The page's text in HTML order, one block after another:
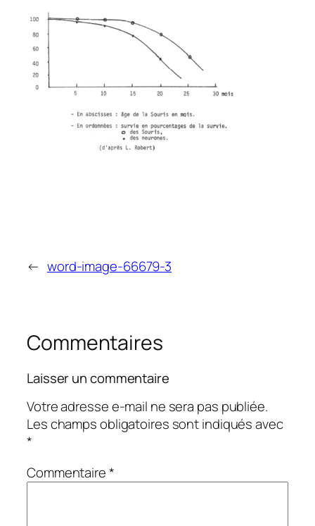
← word-image-66679-3
Commentaires
Laisser un commentaire
Votre adresse e-mail ne sera pas publiée.
Les champs obligatoires sont indiqués avec
*
Commentaire*